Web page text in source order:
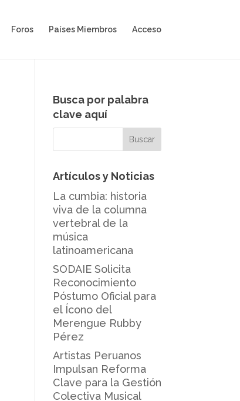
Foros Países Miembros Acceso
Busca por palabra
clave aquí
Artículos y Noticias
La cumbia: historia
viva de la columna
vertebral de la
música
latinoamericana
SODAIE Solicita
Reconocimiento
Póstumo Oficial para
el Ícono del
Merengue Rubby
Pérez
Artistas Peruanos
Impulsan Reforma
Clave para la Gestión
Colectiva Musical